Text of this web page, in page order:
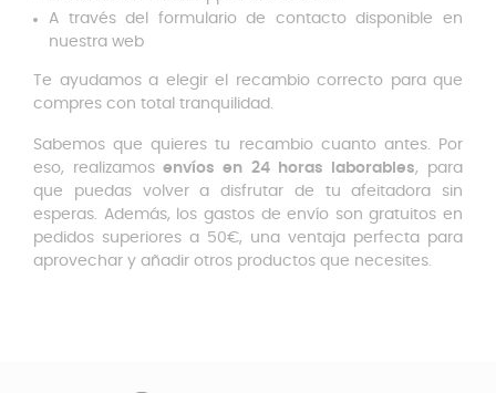
A través del formulario de contacto disponible en
nuestra web
Te ayudamos a elegir el recambio correcto para que
compres con total tranquilidad.
Sabemos que quieres tu recambio cuanto antes. Por
eso, realizamos envíos en 24 horas laborables, para
que puedas volver a disfrutar de tu afeitadora sin
esperas. Además, los gastos de envío son gratuitos en
pedidos superiores a 50€, una ventaja perfecta para
aprovechar y añadir otros productos que necesites.